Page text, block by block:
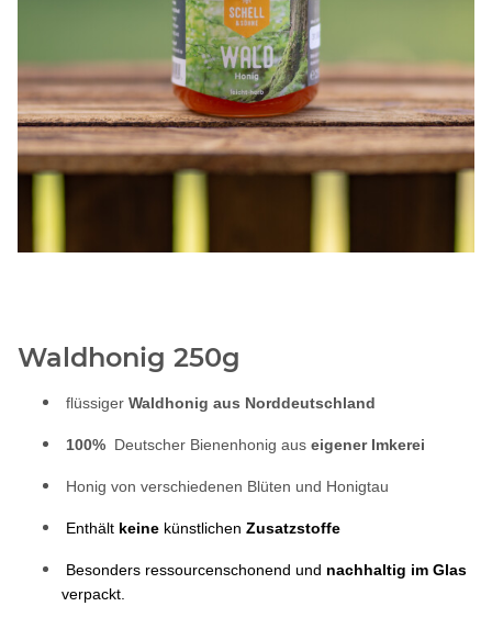
Waldhonig 250g
flüssiger Waldhonig aus Norddeutschland
100% Deutscher Bienenhonig aus eigener Imkerei
Honig von verschiedenen Blüten und Honigtau
Enthält keine künstlichen Zusatzstoffe
Besonders ressourcenschonend und nachhaltig im Glas
verpackt.